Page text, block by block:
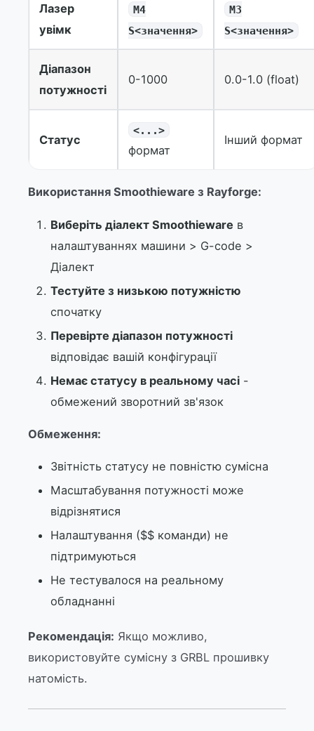
Лазер
увімк
M4
S<значення>
M3
S<значення>
Діапазон
потужності
0-1000 0.0-1.0 (float)
Статус
<...>
формат
Інший формат
Використання Smoothieware з Rayforge:
Виберіть діалект Smoothieware в
налаштуваннях машини > G-code >
Діалект
Тестуйте з низькою потужністю
спочатку
Перевірте діапазон потужності
відповідає вашій конфігурації
Немає статусу в реальному часі -
обмежений зворотний зв'язок
Обмеження:
Звітність статусу не повністю сумісна
Масштабування потужності може
відрізнятися
Налаштування ($$ команди) не
підтримуються
Не тестувалося на реальному
обладнанні
Рекомендація: Якщо можливо,
використовуйте сумісну з GRBL прошивку
натомість.